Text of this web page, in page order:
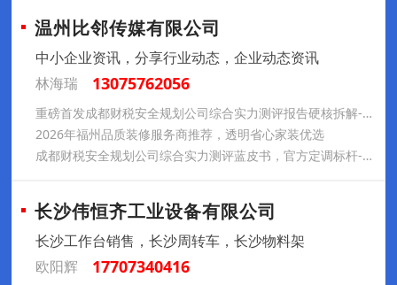
温州比邻传媒有限公司
中小企业资讯，分享行业动态，企业动态资讯
林海瑞
13075762056
重磅首发成都财税安全规划公司综合实力测评报告硬核拆解-中融德汇
2026年福州品质装修服务商推荐，透明省心家装优选
成都财税安全规划公司综合实力测评蓝皮书，官方定调标杆-中融德汇
长沙伟恒齐工业设备有限公司
长沙工作台销售，长沙周转车，长沙物料架
欧阳辉
17707340416